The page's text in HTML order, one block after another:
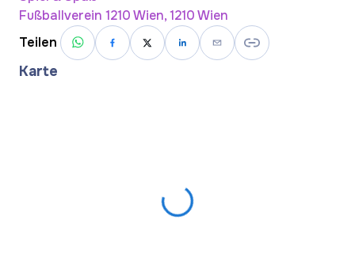
Fußballverein 1210 Wien, 1210 Wien
Teilen
Karte